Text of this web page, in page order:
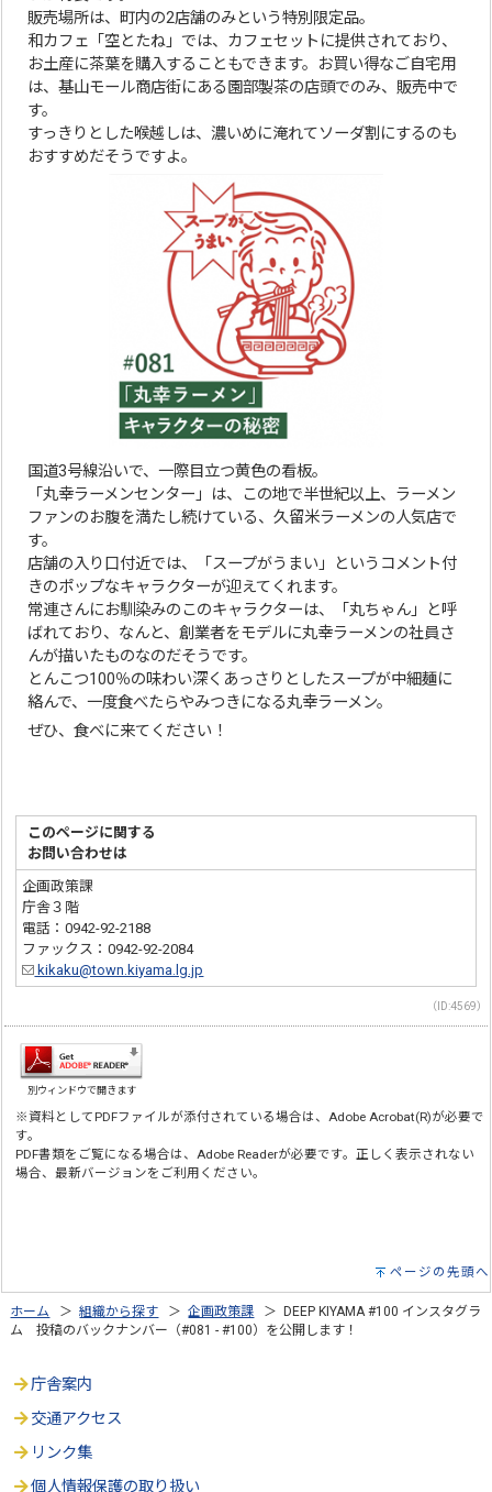
販売場所は、町内の2店舗のみという特別限定品。
和カフェ「空とたね」では、カフェセットに提供されており、
お土産に茶葉を購入することもできます。お買い得なご自宅用
は、基山モール商店街にある園部製茶の店頭でのみ、販売中で
す。
すっきりとした喉越しは、濃いめに淹れてソーダ割にするのも
おすすめだそうですよ。
国道3号線沿いで、一際目立つ黄色の看板。
「丸幸ラーメンセンター」は、この地で半世紀以上、ラーメン
ファンのお腹を満たし続けている、久留米ラーメンの人気店で
す。
店舗の入り口付近では、「スープがうまい」というコメント付
きのポップなキャラクターが迎えてくれます。
常連さんにお馴染みのこのキャラクターは、「丸ちゃん」と呼
ばれており、なんと、創業者をモデルに丸幸ラーメンの社員さ
んが描いたものなのだそうです。
とんこつ100％の味わい深くあっさりとしたスープが中細麺に
絡んで、一度食べたらやみつきになる丸幸ラーメン。
ぜひ、食べに来てください！
このページに関する
お問い合わせは
企画政策課
庁舎３階
電話：0942-92-2188
ファックス：0942-92-2084
kikaku@town.kiyama.lg.jp
（ID:4569）
別ウィンドウで開きます
※資料としてPDFファイルが添付されている場合は、Adobe Acrobat(R)が必要で
す。
PDF書類をご覧になる場合は、Adobe Readerが必要です。正しく表示されない
場合、最新バージョンをご利用ください。
ページの先頭へ
ホーム ＞組織から探す ＞企画政策課 ＞ DEEP KIYAMA #100 インスタグラ
ム 投稿のバックナンバー（#081 - #100）を公開します！
庁舎案内
交通アクセス
リンク集
個人情報保護の取り扱い